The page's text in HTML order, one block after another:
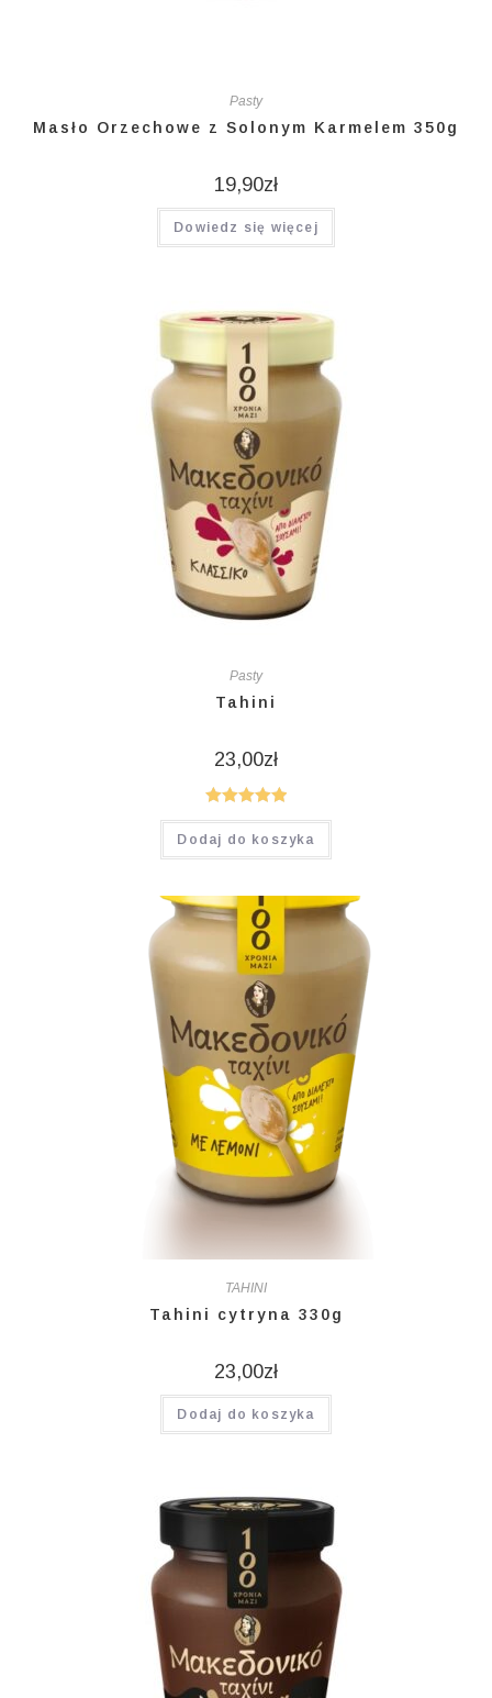
Pasty
Masło Orzechowe z Solonym Karmelem 350g
19,90zł
Dowiedz się więcej
Pasty
Tahini
23,00zł
Oceniono
5.00na 5
Dodaj do koszyka
TAHINI
Tahini cytryna 330g
23,00zł
Dodaj do koszyka